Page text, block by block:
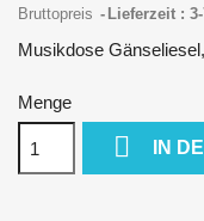
Bruttopreis Lieferzeit :
Musikdose
Menge
 IN